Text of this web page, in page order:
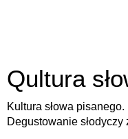
Qultura
Kultura słowa
Degustowanie słodyczy